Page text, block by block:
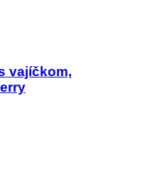
vajíčkom,